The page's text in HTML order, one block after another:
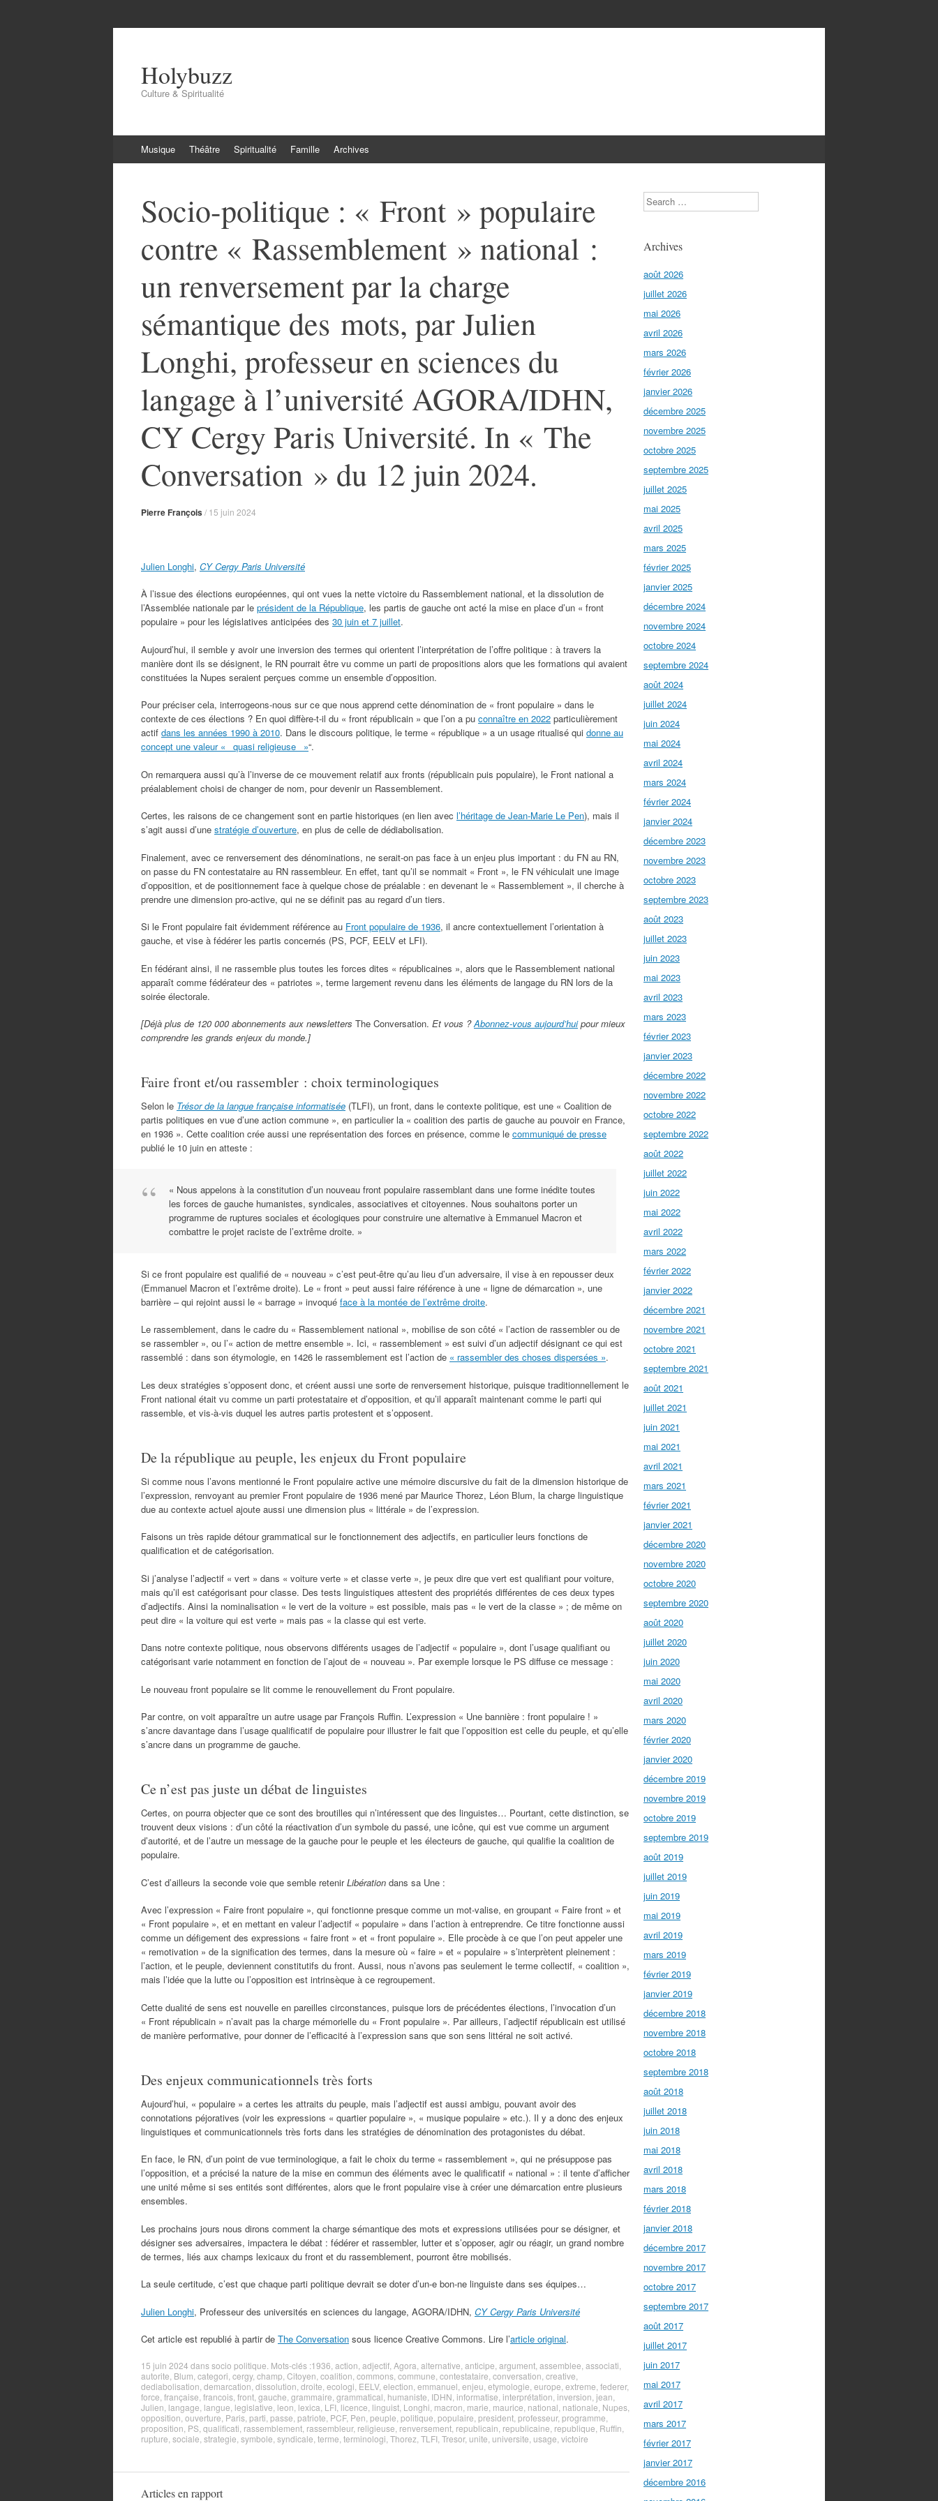
Holybuzz
Culture & Spiritualité
au
Musique Théâtre Spiritualité Famille Archives
Socio-politique : « Front » populaire
contre « Rassemblement » national :
un renversement par la charge
sémantique des mots, par Julien
Longhi, professeur en sciences du
langage à l’université AGORA/IDHN,
CY Cergy Paris Université. In « The
Conversation » du 12 juin 2024.
Pierre François/ 15 juin 2024
Julien Longhi, CY Cergy Paris Université
À l’issue des élections européennes, qui ont vues la nette victoire du Rassemblement national, et la dissolution de
l’Assemblée nationale par le président de la République, les partis de gauche ont acté la mise en place d’un « front
populaire » pour les législatives anticipées des 30 juin et 7 juillet.
Aujourd’hui, il semble y avoir une inversion des termes qui orientent l’interprétation de l’offre politique : à travers la
manière dont ils se désignent, le RN pourrait être vu comme un parti de propositions alors que les formations qui avaient
constituées la Nupes seraient perçues comme un ensemble d’opposition.
Pour préciser cela, interrogeons-nous sur ce que nous apprend cette dénomination de « front populaire » dans le
contexte de ces élections ? En quoi diffère-t-il du « front républicain » que l’on a pu connaître en 2022 particulièrement
actif dans les années 1990 à 2010. Dans le discours politique, le terme « république » a un usage ritualisé qui donne au
concept une valeur « quasi religieuse »“.
On remarquera aussi qu’à l’inverse de ce mouvement relatif aux fronts (républicain puis populaire), le Front national a
préalablement choisi de changer de nom, pour devenir un Rassemblement.
Certes, les raisons de ce changement sont en partie historiques (en lien avec l’héritage de Jean-Marie Le Pen), mais il
s’agit aussi d’une stratégie d’ouverture, en plus de celle de dédiabolisation.
Finalement, avec ce renversement des dénominations, ne serait-on pas face à un enjeu plus important : du FN au RN,
on passe du FN contestataire au RN rassembleur. En effet, tant qu’il se nommait « Front », le FN véhiculait une image
d’opposition, et de positionnement face à quelque chose de préalable : en devenant le « Rassemblement », il cherche à
prendre une dimension pro-active, qui ne se définit pas au regard d’un tiers.
Si le Front populaire fait évidemment référence au Front populaire de 1936, il ancre contextuellement l’orientation à
gauche, et vise à fédérer les partis concernés (PS, PCF, EELV et LFI).
En fédérant ainsi, il ne rassemble plus toutes les forces dites « républicaines », alors que le Rassemblement national
apparaît comme fédérateur des « patriotes », terme largement revenu dans les éléments de langage du RN lors de la
soirée électorale.
[Déjà plus de 120 000 abonnements aux newsletters The Conversation. Et vous ?Abonnez-vous aujourd’huipour mieux
comprendre les grands enjeux du monde.]
Faire front et/ou rassembler : choix terminologiques
Selon le Trésor de la langue française informatisée (TLFI), un front, dans le contexte politique, est une « Coalition de
partis politiques en vue d’une action commune », en particulier la « coalition des partis de gauche au pouvoir en France,
en 1936 ». Cette coalition crée aussi une représentation des forces en présence, comme le communiqué de presse
publié le 10 juin en atteste :
« Nous appelons à la constitution d’un nouveau front populaire rassemblant dans une forme inédite toutes
les forces de gauche humanistes, syndicales, associatives et citoyennes. Nous souhaitons porter un
programme de ruptures sociales et écologiques pour construire une alternative à Emmanuel Macron et
combattre le projet raciste de l’extrême droite. »
Si ce front populaire est qualifié de « nouveau » c’est peut-être qu’au lieu d’un adversaire, il vise à en repousser deux
(Emmanuel Macron et l’extrême droite). Le « front » peut aussi faire référence à une « ligne de démarcation », une
barrière – qui rejoint aussi le « barrage » invoqué face à la montée de l’extrême droite.
Le rassemblement, dans le cadre du « Rassemblement national », mobilise de son côté « l’action de rassembler ou de
se rassembler », ou l’« action de mettre ensemble ». Ici, « rassemblement » est suivi d’un adjectif désignant ce qui est
rassemblé : dans son étymologie, en 1426 le rassemblement est l’action de « rassembler des choses dispersées ».
Les deux stratégies s’opposent donc, et créent aussi une sorte de renversement historique, puisque traditionnellement le
Front national était vu comme un parti protestataire et d’opposition, et qu’il apparaît maintenant comme le parti qui
rassemble, et vis-à-vis duquel les autres partis protestent et s’opposent.
De la république au peuple, les enjeux du Front populaire
Si comme nous l’avons mentionné le Front populaire active une mémoire discursive du fait de la dimension historique de
l’expression, renvoyant au premier Front populaire de 1936 mené par Maurice Thorez, Léon Blum, la charge linguistique
due au contexte actuel ajoute aussi une dimension plus « littérale » de l’expression.
Faisons un très rapide détour grammatical sur le fonctionnement des adjectifs, en particulier leurs fonctions de
qualification et de catégorisation.
Si j’analyse l’adjectif « vert » dans « voiture verte » et classe verte », je peux dire que vert est qualifiant pour voiture,
mais qu’il est catégorisant pour classe. Des tests linguistiques attestent des propriétés différentes de ces deux types
d’adjectifs. Ainsi la nominalisation « le vert de la voiture » est possible, mais pas « le vert de la classe » ; de même on
peut dire « la voiture qui est verte » mais pas « la classe qui est verte.
Dans notre contexte politique, nous observons différents usages de l’adjectif « populaire », dont l’usage qualifiant ou
catégorisant varie notamment en fonction de l’ajout de « nouveau ». Par exemple lorsque le PS diffuse ce message :
Le nouveau front populaire se lit comme le renouvellement du Front populaire.
Par contre, on voit apparaître un autre usage par François Ruffin. L’expression « Une bannière : front populaire ! »
s’ancre davantage dans l’usage qualificatif de populaire pour illustrer le fait que l’opposition est celle du peuple, et qu’elle
s’ancre dans un programme de gauche.
Ce n’est pas juste un débat de linguistes
Certes, on pourra objecter que ce sont des broutilles qui n’intéressent que des linguistes… Pourtant, cette distinction, se
trouvent deux visions : d’un côté la réactivation d’un symbole du passé, une icône, qui est vue comme un argument
d’autorité, et de l’autre un message de la gauche pour le peuple et les électeurs de gauche, qui qualifie la coalition de
populaire.
C’est d’ailleurs la seconde voie que semble retenirLibération dans sa Une :
Avec l’expression « Faire front populaire », qui fonctionne presque comme un mot-valise, en groupant « Faire front » et
« Front populaire », et en mettant en valeur l’adjectif « populaire » dans l’action à entreprendre. Ce titre fonctionne aussi
comme un défigement des expressions « faire front » et « front populaire ». Elle procède à ce que l’on peut appeler une
« remotivation » de la signification des termes, dans la mesure où « faire » et « populaire » s’interprètent pleinement :
l’action, et le peuple, deviennent constitutifs du front. Aussi, nous n’avons pas seulement le terme collectif, « coalition »,
mais l’idée que la lutte ou l’opposition est intrinsèque à ce regroupement.
Cette dualité de sens est nouvelle en pareilles circonstances, puisque lors de précédentes élections, l’invocation d’un
« Front républicain » n’avait pas la charge mémorielle du « Front populaire ». Par ailleurs, l’adjectif républicain est utilisé
de manière performative, pour donner de l’efficacité à l’expression sans que son sens littéral ne soit activé.
Des enjeux communicationnels très forts
Aujourd’hui, « populaire » a certes les attraits du peuple, mais l’adjectif est aussi ambigu, pouvant avoir des
connotations péjoratives (voir les expressions « quartier populaire », « musique populaire » etc.). Il y a donc des enjeux
linguistiques et communicationnels très forts dans les stratégies de dénomination des protagonistes du débat.
En face, le RN, d’un point de vue terminologique, a fait le choix du terme « rassemblement », qui ne présuppose pas
l’opposition, et a précisé la nature de la mise en commun des éléments avec le qualificatif « national » : il tente d’afficher
une unité même si ses entités sont différentes, alors que le front populaire vise à créer une démarcation entre plusieurs
ensembles.
Les prochains jours nous dirons comment la charge sémantique des mots et expressions utilisées pour se désigner, et
désigner ses adversaires, impactera le débat : fédérer et rassembler, lutter et s’opposer, agir ou réagir, un grand nombre
de termes, liés aux champs lexicaux du front et du rassemblement, pourront être mobilisés.
La seule certitude, c’est que chaque parti politique devrait se doter d’un-e bon-ne linguiste dans ses équipes…
Julien Longhi, Professeur des universités en sciences du langage, AGORA/IDHN, CY Cergy Paris Université
Cet article est republié à partir de The Conversation sous licence Creative Commons. Lire l’article original.
15 juin 2024 danssocio politique . Mots-clés :1936 action adjectif Agora alternative anticipe argument assemblee associati
autorite Blum categori cergy, champ Citoyen coalition commons commune contestataire conversation creative
dediabolisation demarcation dissolution droite ecologi EELV, election emmanuel enjeu etymologie europe extreme federer,
force française francois front gauche grammaire grammatical humaniste IDHN informatise interprétation inversion jean
Julien langage langue legislative leon lexica LFI licence linguist Longhi macron marie maurice national nationale Nupes
opposition ouverture Paris parti passe patriote PCF, Pen peuple politique populaire president professeur, programme
proposition PS qualificati rassemblement rassembleur, religieuse renversement republicain republicaine republique Ruffin
rupture sociale strategie symbole syndicale terme terminologi Thorez TLFI Tresor, unite universite usage victoire
Articles en rapport
Search
Archives
août 2026
juillet 2026
mai 2026
avril 2026
mars 2026
février 2026
janvier 2026
décembre 2025
novembre 2025
octobre 2025
septembre 2025
juillet 2025
mai 2025
avril 2025
mars 2025
février 2025
janvier 2025
décembre 2024
novembre 2024
octobre 2024
septembre 2024
août 2024
juillet 2024
juin 2024
mai 2024
avril 2024
mars 2024
février 2024
janvier 2024
décembre 2023
novembre 2023
octobre 2023
septembre 2023
août 2023
juillet 2023
juin 2023
mai 2023
avril 2023
mars 2023
février 2023
janvier 2023
décembre 2022
novembre 2022
octobre 2022
septembre 2022
août 2022
juillet 2022
juin 2022
mai 2022
avril 2022
mars 2022
février 2022
janvier 2022
décembre 2021
novembre 2021
octobre 2021
septembre 2021
août 2021
juillet 2021
juin 2021
mai 2021
avril 2021
mars 2021
février 2021
janvier 2021
décembre 2020
novembre 2020
octobre 2020
septembre 2020
août 2020
juillet 2020
juin 2020
mai 2020
avril 2020
mars 2020
février 2020
janvier 2020
décembre 2019
novembre 2019
octobre 2019
septembre 2019
août 2019
juillet 2019
juin 2019
mai 2019
avril 2019
mars 2019
février 2019
janvier 2019
décembre 2018
novembre 2018
octobre 2018
septembre 2018
août 2018
juillet 2018
juin 2018
mai 2018
avril 2018
mars 2018
février 2018
janvier 2018
décembre 2017
novembre 2017
octobre 2017
septembre 2017
août 2017
juillet 2017
juin 2017
mai 2017
avril 2017
mars 2017
février 2017
janvier 2017
décembre 2016